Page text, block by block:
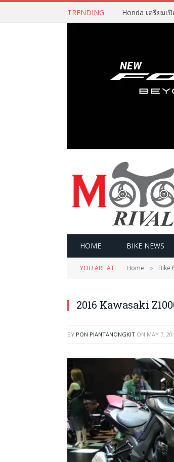
TRENDING Honda เตรียม
HOME BIKE NEWS
YOU ARE AT: Home » Bike
2016 Kawasaki
BY PON PIANTANONGKIT ON MAY 7,